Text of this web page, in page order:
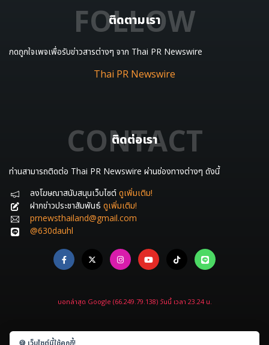
ติดตามเรา
FOLLOW
กดถูกใจเพจเพื่อรับข่าวสารต่างๆ จาก Thai PR Newswire
Thai PR Newswire
ติดต่อเรา
CONTACT
ท่านสามารถติดต่อ Thai PR Newswire ผ่านช่องทางต่างๆ ดังนี้
ลงโฆษณาสนับสนุนเว็บไซต์ ดูเพิ่มเติม!
ฝากข่าวประชาสัมพันธ์ ดูเพิ่มเติม!
prnewsthailand@gmail.com
@630dauhl
บอทล่าสุด Google (66.249.79.138) วันนี้ เวลา 23.24 น.
🍪 เว็บไซต์นี้ใช้คุกกี้!